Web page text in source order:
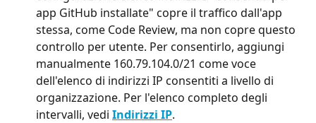
app GitHub installate" copre il traffico dall'app
stessa, come Code Review, ma non copre questo
controllo per utente. Per consentirlo, aggiungi
manualmente 160.79.104.0/21 come voce
dell'elenco di indirizzi IP consentiti a livello di
organizzazione. Per l'elenco completo degli
intervalli, vedi Indirizzi IP.